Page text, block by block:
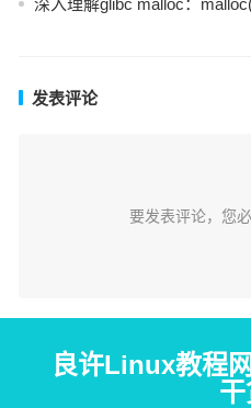
发表评论
要发表评论，您
良许Linux教程